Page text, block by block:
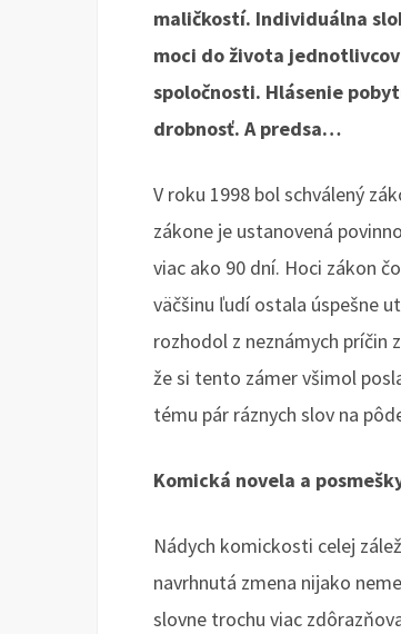
maličkostí. Individuálna
moci do života
spoločnosti. Hlásenie
drobnosť. A predsa…
V roku 1998 bol schválený
zákone je ustanovená
viac ako 90 dní. Hoci zákon
väčšinu ľudí ostala úspešne
rozhodol z neznámych príčin
že si tento zámer všimol
tému pár ráznych slov na
Komická novela a
Nádych komickosti celej
navrhnutá zmena nijako
slovne trochu viac